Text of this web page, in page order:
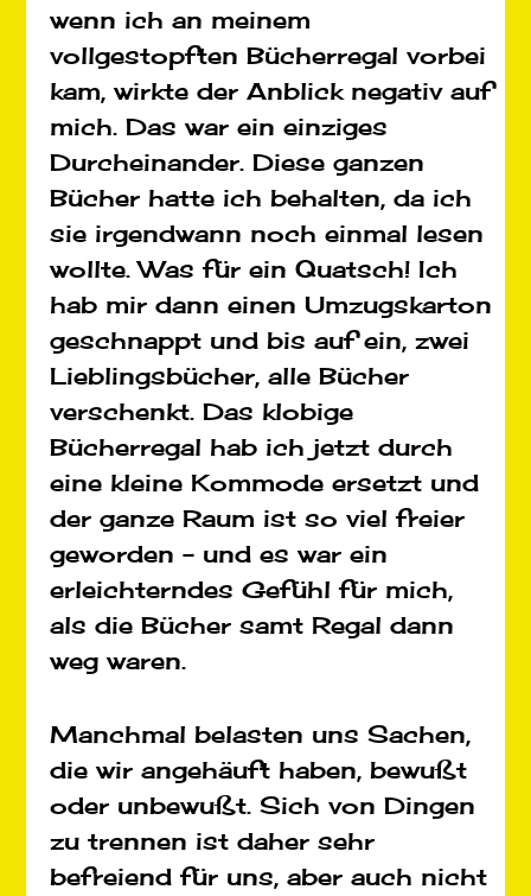
wenn ich an meinem
vollgestopften Bücherregal vorbei
kam, wirkte der Anblick negativ auf
mich. Das war ein einziges
Durcheinander. Diese ganzen
Bücher hatte ich behalten, da ich
sie irgendwann noch einmal lesen
wollte. Was für ein Quatsch! Ich
hab mir dann einen Umzugskarton
geschnappt und bis auf ein, zwei
Lieblingsbücher, alle Bücher
verschenkt. Das klobige
Bücherregal hab ich jetzt durch
eine kleine Kommode ersetzt und
der ganze Raum ist so viel freier
geworden – und es war ein
erleichterndes Gefühl für mich,
als die Bücher samt Regal dann
weg waren.
Manchmal belasten uns Sachen,
die wir angehäuft haben, bewußt
oder unbewußt. Sich von Dingen
zu trennen ist daher sehr
befreiend für uns, aber auch nicht